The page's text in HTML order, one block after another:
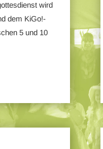
wird
dem KiGo!-
5 und 10